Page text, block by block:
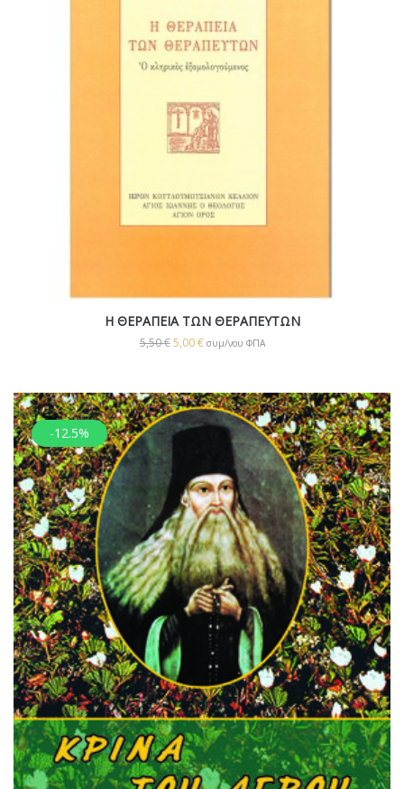
Η ΘΕΡΑΠΕΙΑ ΤΩΝ ΘΕΡΑΠΕΥΤΩΝ
5,50€ 5,00€ συμ/νου ΦΠΑ
-12.5%